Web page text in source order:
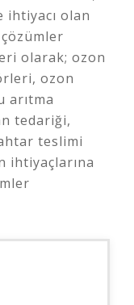
ihtiyacı olan
olarak; ozon
ozon
arıtma
tedariği,
teslimi
ihtiyaçlarına